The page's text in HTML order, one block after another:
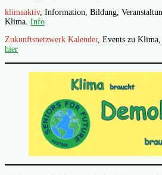
klimaaktiv, Information, Bildung,
Klima. Info
Zukunftsnetzwerk Kalender, Events zu
hier